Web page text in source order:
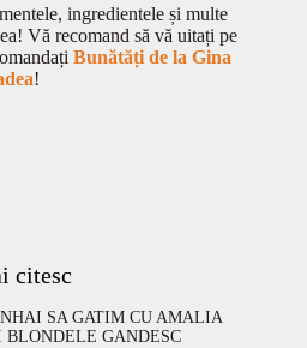
ingredientele și multe
Vă recomand să vă uitați pe
Bunătăți de la Gina
!
citesc
HAI SA GATIM CU AMALIA
BLONDELE GANDESC